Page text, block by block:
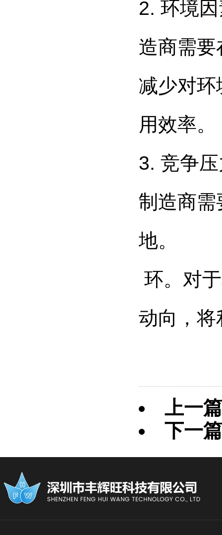
2. 环境
造商需
减少对
用效率。
3. 竞争
制造商需
地。
环。对
动向，
上一
下一